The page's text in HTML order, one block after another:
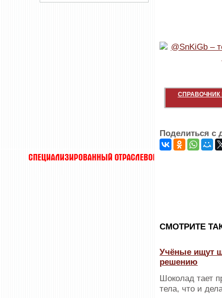
СПРАВОЧНИК
Поделиться с
CМОТРИТЕ
Учёные ищут
решению
Шоколад тает
тела, что и